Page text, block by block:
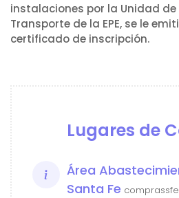
instalaciones por la Unidad
Transporte de la EPE, se le
certificado de inscripción.
Lugares de
Área
Santa Fe